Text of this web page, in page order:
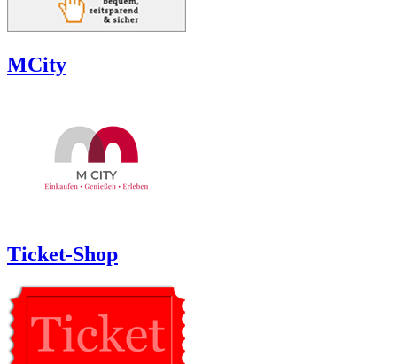
MCity
Ticket-Shop